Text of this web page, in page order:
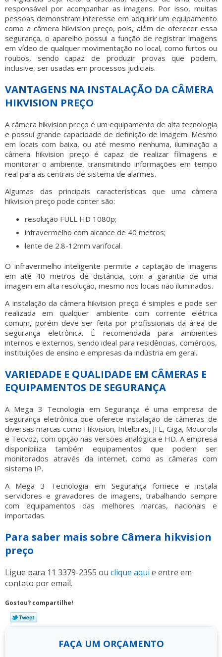
responsável por acompanhar as imagens. Por isso, muitas
pessoas demonstram interesse em adquirir um equipamento
como a câmera hikvision preço, pois, além de oferecer essa
segurança, o aparelho possui a função de registrar imagens
em vídeo de qualquer movimentação no local, como furtos ou
roubos, sendo capaz de produzir provas que podem,
inclusive, ser usadas em processos judiciais.
VANTAGENS NA INSTALAÇÃO DA CÂMERA
HIKVISION PREÇO
Acâmera hikvision preço é um equipamento de alta tecnologia
e possui grande capacidade de definição de imagem. Mesmo
em locais com baixa, ou até mesmo nenhuma, iluminação a
câmera hikvision preço é capaz de realizar filmagens e
monitorar o ambiente, transmitindo informações em tempo
real para as centrais de sistema de alarmes.
Algumas das principais características que uma câmera
hikvision preço pode conter são:
resolução FULL HD 1080p;
infravermelho com alcance de 40 metros;
lente de 2.8-12mm varifocal.
O infravermelho inteligente permite a captação de imagens
em até 40 metros de distância, com a garantia de uma
imagem em alta resolução, mesmo nos locais não iluminados.
A instalação da câmera hikvision preço é simples e pode ser
realizada em qualquer ambiente com corrente elétrica
comum, porém deve ser feita por profissionais da área de
segurança eletrônica. É recomendada para ambientes
internos e externos, sendo ideal para residências, comércios,
instituições de ensino e empresas da indústria em geral.
VARIEDADE E QUALIDADE EM CÂMERAS E
EQUIPAMENTOS DE SEGURANÇA
A Mega 3 Tecnologia em Segurança é uma empresa de
segurança eletrônica que oferece instalação de câmeras de
diversas marcas como Hikvision, Intelbras, JFL, Giga, Motorola
e Tecvoz, com opção nas versões analógica e HD. A empresa
disponibiliza também equipamentos que podem ser
monitorados através da internet, como as câmeras com
sistema IP.
A Mega 3 Tecnologia em Segurança fornece e instala
servidores e gravadores de imagens, trabalhando sempre
com equipamentos das melhores marcas, nacionais e
importadas.
Para saber mais sobre Câmera hikvision
preço
Ligue para 11 3379-2355 ou clique aqui e entre em
contato por email.
Gostou? compartilhe!
FAÇA UM ORÇAMENTO